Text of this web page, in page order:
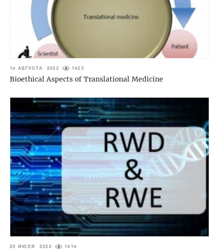
18 АВГУСТА 2022 1923
Bioethical Aspects of Translational Medicine
20 ИЮЛЯ 2022 1919